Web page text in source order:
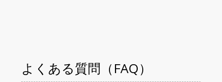
よくある質問（FAQ）